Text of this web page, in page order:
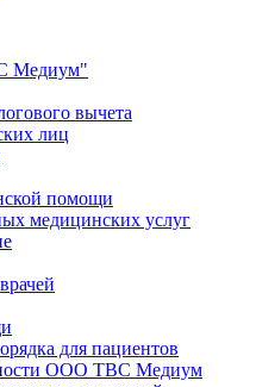
Медиум"
вычета
лиц
помощи
медицинских услуг
для пациентов
ООО ТВС Медиум